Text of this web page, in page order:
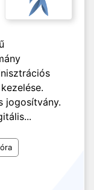
jogosítvány.